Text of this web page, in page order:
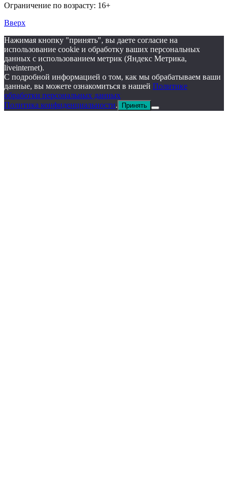
Ограничение по возрасту: 16+
Вверх
Нажимая кнопку "принять", вы даете согласие на
использование cookie и обработку ваших персональных
данных с использованием метрик (Яндекс Метрика,
liveinternet).
С подробной информацией о том, как мы обрабатываем ваши
данные, вы можете ознакомиться в нашей Политике
обработки персональных данных
Политика конфиденциальности. Принять